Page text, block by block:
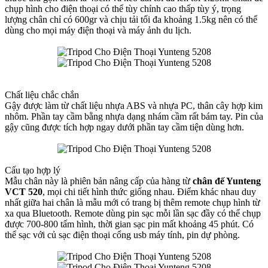
chụp hình cho điện thoại có thể tùy chỉnh cao thấp tùy ý, trọng
lượng chân chỉ có 600gr và chịu tải tối đa khoảng 1.5kg nên có thể
dùng cho mọi máy điện thoại và máy ảnh du lịch.
Chất liệu chắc chắn
Gậy được làm từ chất liệu nhựa ABS và nhựa PC, thân cây hợp kim
nhôm. Phần tay cầm bằng nhựa dạng nhám cầm rất bám tay. Pin của
gậy cũng được tích hợp ngay dưới phần tay cầm tiện dùng hơn.
Cấu tạo hợp lý
Mẫu chân này là phiên bản nâng cấp của hàng từ chân đế Yunteng
VCT 520, mọi chi tiết hình thức giống nhau. Điểm khác nhau duy
nhất giữa hai chân là mẫu mới có trang bị thêm remote chụp hình từ
xa qua Bluetooth. Remote dùng pin sạc mỗi lần sạc đầy có thể chụp
được 700-800 tấm hình, thời gian sạc pin mất khoảng 45 phút. Có
thể sạc với củ sạc điện thoại cổng usb máy tính, pin dự phòng.